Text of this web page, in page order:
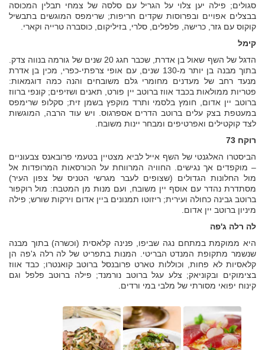
סגולים; פילה יען צלוי על הגריל עם סלסה של צמחי תבלין המכוסה
בבצלים אפויים ובפרוסות שקדים חריפות; שרימפס המוגשים בתבשיל
קוקוס עם גזר, כרישה, פלפלים, סלרי, בזיליקום, כוסברה טרייה וקארי.
קימל
הדגל של השף שאול בן אדרת, שכבר חגג 20 שנים של גורמה בנווה צדק.
בתוך מבנה בן יותר מ-130 שנים, עם אופי צרפתי-כפרי, מכין בן אדרת
מנעד רחב של מעדנים מחומרי גלם משובחים והנה כמה דוגמאות:
פטריות ממולאות בכבד אווז ברוטב יין פורט, תאנים ושזיפים; קונפי ברווז
ברוטב יין אדום, חומץ בלסמי ותרד מוקפץ בשמן זית; סקלופ שרימפס
במעטפת בצק עלים ברוטב הדרים אספרגוס. ויש עוד הרבה, המוגשות
לצד קוקטילים ואפרטיפים ומבחר יינות משובח.
רוקח 73
הביסטרו האלגנטי של השף אייל לביא מצטיין בטעמי פרובאנס צבעוניים
– מוקפדים אך נגישים. החוויה המרווחת על הכורסאות המרופדות אל
מול החלונות הגדולים (שצופים לעבר מגרשי הטניס של צפון העיר)
מסתדרת נהדר עם אוסף יין משובח, ועם מנות מן המטבח: מול רוקפור
ברוטב גבינה כחולה ועירית; ריזוטו תמנונים ביין אדום וירקות שורש; פילה
מיניון ברוטב יין אדום.
לה רלה ג'פה
היא ממוקמת במתחם נגה שביפו, פנינה קלאסית (וכשרה) בתוך מבנה
שנשמר מתקופת המנדט הבריטי. המנות בתפריט של לה רלה ג'פה הן
קלאסיות לא פחות, וכוללות טארט פרובנסל ברוטב קואנטרו; כבד אווז
בצימוקים ובקוניאק; צלע עגל ברוטב נורמנד; פילה ברוטב פלפל וגם
קינוח יפואי מסורתי של מלבי במי ורדים.